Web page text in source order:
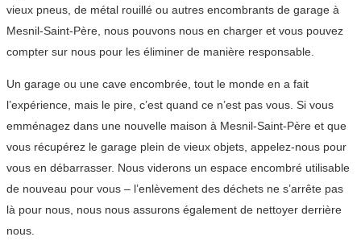
vieux pneus, de métal rouillé ou autres encombrants de garage à
Mesnil-Saint-Père, nous pouvons nous en charger et vous pouvez
compter sur nous pour les éliminer de manière responsable.
Un garage ou une cave encombrée, tout le monde en a fait
l’expérience, mais le pire, c’est quand ce n’est pas vous. Si vous
emménagez dans une nouvelle maison à Mesnil-Saint-Père et que
vous récupérez le garage plein de vieux objets, appelez-nous pour
vous en débarrasser. Nous viderons un espace encombré utilisable
de nouveau pour vous – l’enlèvement des déchets ne s’arrête pas
là pour nous, nous nous assurons également de nettoyer derrière
nous.